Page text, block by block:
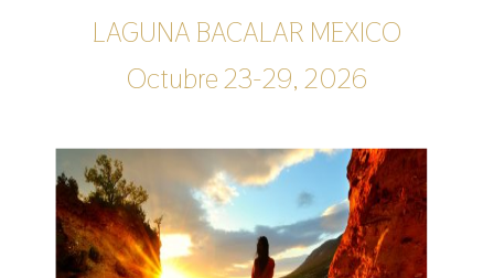
LAGUNA BACALAR MEXICO
Octubre 23-29, 2026